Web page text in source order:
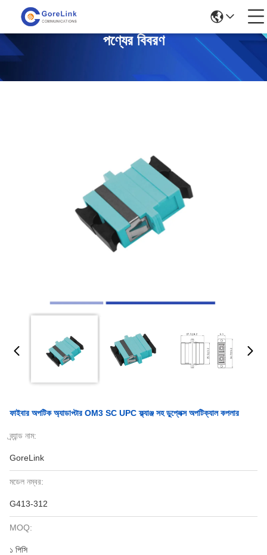
পণ্যের বিবরণ
ফাইবার অপটিক অ্যাডাপ্টার OM3 SC UPC ফ্ল্যাঞ্জ সহ ডুপ্লেক্স অপটিক্যাল কপলার
ব্র্যান্ড নাম:
GoreLink
মডেল নম্বর:
G413-312
MOQ:
১ পিসি